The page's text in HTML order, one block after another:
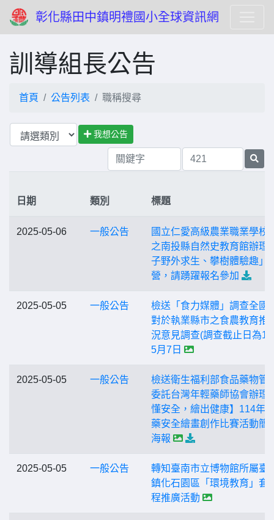
彰化縣田中鎮明禮國小全球資訊網
訓導組長公告
首頁 公告列表 職稱搜尋
我想公告
日期 類別 標題
2025-05-06 一般公告
國立仁愛高級農業職業學校
之南投縣自然史教育館辦理
子野外求生、攀樹體驗趣」
營，請踴躍報名參加
2025-05-05 一般公告
檢送「食力媒體」調查全國
對於執業縣市之食農教育推
況意見調查(調查截止日為
5月7日
2025-05-05 一般公告
檢送衛生福利部食品藥物管
委託台灣年輕藥師協會辦理
懂安全，繪出健康】114年
藥安全繪畫創作比賽活動簡
海報
2025-05-05 一般公告
轉知臺南市立博物館所屬臺
鎮化石園區「環境教育」套
程推廣活動